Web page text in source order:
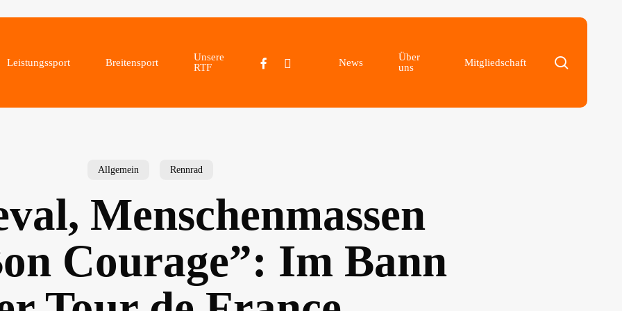
Leistungssport Breitensport
Unsere
RTF
News
Über
uns
Mitgliedschaft
facebookinstagram
Allgemein Rennrad
Menschenmassen
Courage”: Im Bann